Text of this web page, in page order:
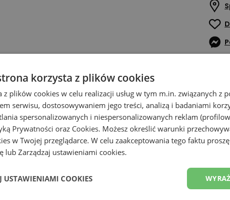
korzysta z plików cookies
z plików cookies w celu realizacji usług w tym m.in. związanych z
serwisu, dostosowywaniem jego treści, analizą i badaniami
spersonalizowanych i niespersonalizowanych reklam
Prywatności oraz Cookies. Możesz określić warunki
w Twojej przeglądarce. W celu zaakceptowania tego faktu
lub Zarządzaj ustawieniami cookies.
USTAWIENIAMI COOKIES